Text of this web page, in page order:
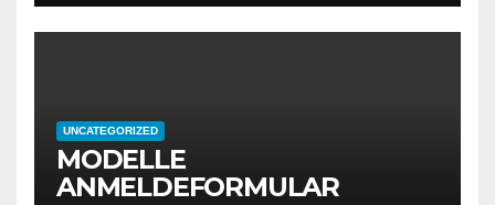
UNCATEGORIZED
MODELLE
ANMELDEFORMULAR